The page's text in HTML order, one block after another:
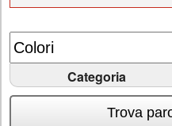
Categoria
Trova